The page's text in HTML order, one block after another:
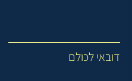
דובאי לכולם